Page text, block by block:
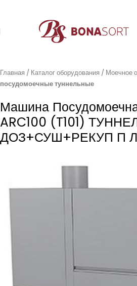
Главная Каталог оборудования Моечное
посудомоечные туннельные
Машина
ARC100 (T101)
ДОЗ+СУШ+РЕКУП П Л